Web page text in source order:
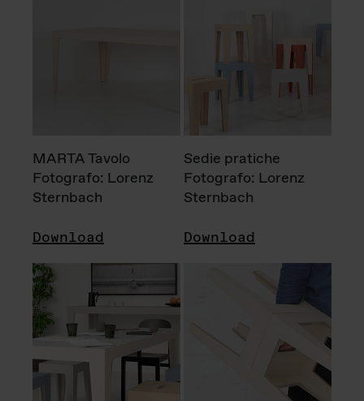
MARTA Tavolo
Fotografo: Lorenz
Sternbach
Download
Sedie pratiche
Fotografo: Lorenz
Sternbach
Download